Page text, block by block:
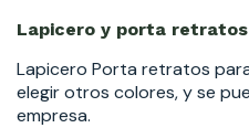
Lapicero y porta retratos
Lapicero Porta retratos
elegir otros colores, y se
empresa.